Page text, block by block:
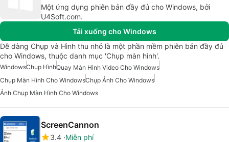
Một ứng dụng phiên bản đầy đủ cho Windows, bởi
U4Soft.com.
Tải xuống cho Windows
Dễ dàng Chụp và Hình thu nhỏ là một phần mềm phiên bản đầy đủ
cho Windows, thuộc danh mục 'Chụp màn hình'.
WindowsChụp HìnhQuay Màn Hình Video Cho Windows
Chụp Màn Hình Cho WindowsChụp Ảnh Cho Windows
Ảnh Chụp Màn Hình Cho Windows
ScreenCannon
3.4 Miễn phí